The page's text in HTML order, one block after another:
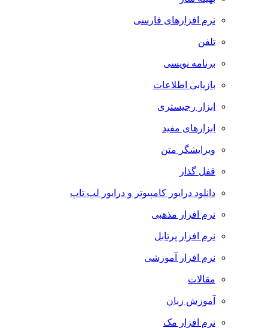
نرم افزارهای فارسی
تلفن
برنامه نویسی
بازیابی اطلاعات
ابزار رجیستری
ابزارهای مفید
ویرایشگر متن
قفل گذار
دانلود درایور کامپیوتر و درایور لپ تاپ
نرم افزار مذهبی
نرم افزار پرتابل
نرم افزار آموزشی
مقالات
آموزش زبان
نرم افزار مک